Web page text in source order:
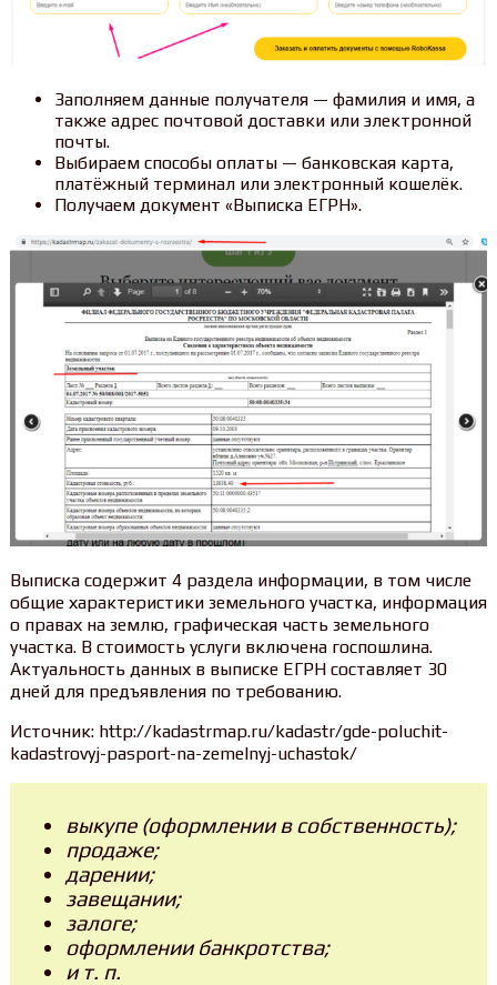
Заполняем данные получателя — фамилия и имя, а
также адрес почтовой доставки или электронной
почты.
Выбираем способы оплаты — банковская карта,
платёжный терминал или электронный кошелёк.
Получаем документ «Выписка ЕГРН».
Выписка содержит 4 раздела информации, в том числе
общие характеристики земельного участка, информация
о правах на землю, графическая часть земельного
участка. В стоимость услуги включена госпошлина.
Актуальность данных в выписке ЕГРН составляет 30
дней для предъявления по требованию.
Источник: http://kadastrmap.ru/kadastr/gde-poluchit-
kadastrovyj-pasport-na-zemelnyj-uchastok/
выкупе (оформлении в собственность);
продаже;
дарении;
завещании;
залоге;
оформлении банкротства;
и т. п.